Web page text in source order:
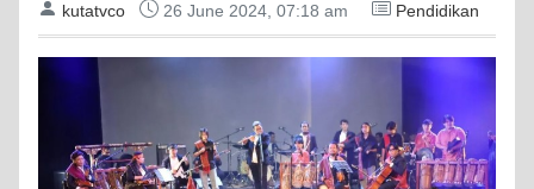
kutatvco 26 June 2024, 07:18 am Pendidikan